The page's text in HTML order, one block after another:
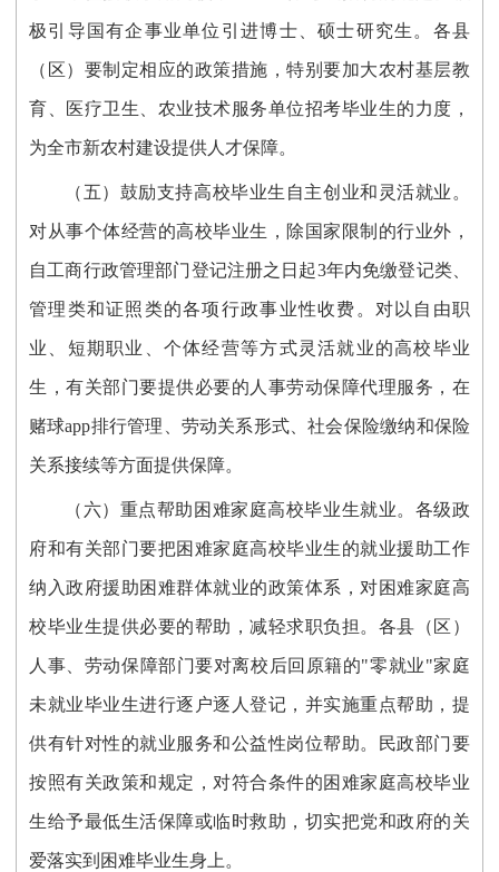
极引导国有企事业单位引进博士、硕士研究生。各县
（区）要制定相应的政策措施，特别要加大农村基层教
育、医疗卫生、农业技术服务单位招考毕业生的力度，
为全市新农村建设提供人才保障。
（五）鼓励支持高校毕业生自主创业和灵活就业。
对从事个体经营的高校毕业生，除国家限制的行业外，
自工商行政管理部门登记注册之日起3年内免缴登记类、
管理类和证照类的各项行政事业性收费。对以自由职
业、短期职业、个体经营等方式灵活就业的高校毕业
生，有关部门要提供必要的人事劳动保障代理服务，在
赌球app排行管理、劳动关系形式、社会保险缴纳和保险
关系接续等方面提供保障。
（六）重点帮助困难家庭高校毕业生就业。各级政
府和有关部门要把困难家庭高校毕业生的就业援助工作
纳入政府援助困难群体就业的政策体系，对困难家庭高
校毕业生提供必要的帮助，减轻求职负担。各县（区）
人事、劳动保障部门要对离校后回原籍的"零就业"家庭
未就业毕业生进行逐户逐人登记，并实施重点帮助，提
供有针对性的就业服务和公益性岗位帮助。民政部门要
按照有关政策和规定，对符合条件的困难家庭高校毕业
生给予最低生活保障或临时救助，切实把党和政府的关
爱落实到困难毕业生身上。